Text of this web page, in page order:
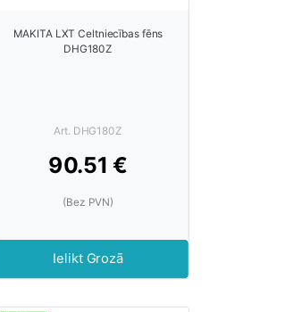
MAKITA LXT Celtniecības fēns
DHG180Z
Art. DHG180Z
90.51 €
(Bez PVN)
Ielikt Grozā